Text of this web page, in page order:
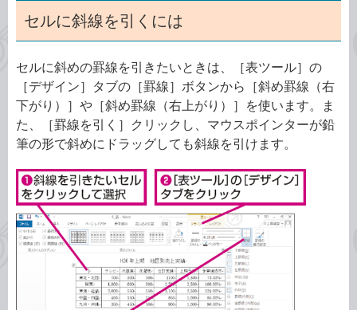
セルに斜線を引くには
セルに斜めの罫線を引きたいときは、［表ツール］の
［デザイン］タブの［罫線］ボタンから［斜め罫線（右
下がり）］や［斜め罫線（右上がり）］を使います。ま
た、［罫線を引く］クリックし、マウスポインターが鉛
筆の形で斜めにドラッグしても斜線を引けます。